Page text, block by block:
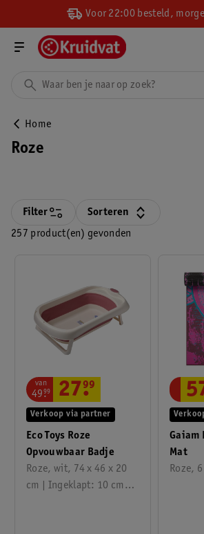
Voor 22:00 besteld,
Home
Roze
257 product(en) gevonden
Filter Sorteren
Eco Toys Roze
Opvouwbaar Badje
Roze, wit, 74 x 46 x 20
cm | Ingeklapt: 10 cm
Verkoop via partner
van
49.
99 27.
99
Gaiam
Mat
Roze,